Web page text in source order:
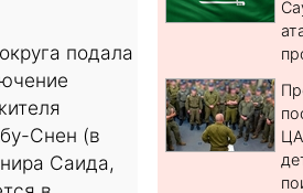
подала
Снен (в
Саида,